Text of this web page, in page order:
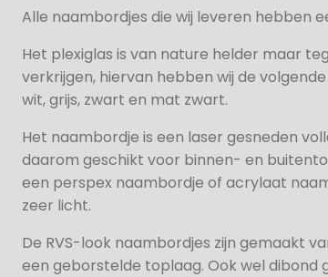
Alle naambordjes die wij leveren hebben
Het plexiglas is van nature helder maar
verkrijgen, hiervan hebben wij de
wit, grijs, zwart en mat zwart.
Het naambordje is een laser gesneden
daarom geschikt voor binnen- en
een perspex naambordje of acrylaat
zeer licht.
De RVS-look naambordjes zijn gemaakt
een geborstelde toplaag. Ook wel dibond